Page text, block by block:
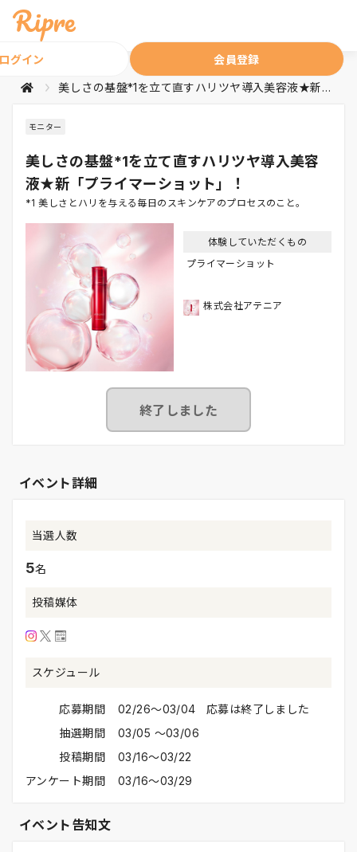
グイン 会員登録
美しさの基盤*1を立て直すハリツヤ導入美容液★新「プライマーショット」！
モニター
美しさの基盤*1を立て直すハリツヤ導入美容
液★新「プライマーショット」！
*1 美しさとハリを与える毎日のスキンケアのプロセスのこと。
体験していただくもの
プライマーショット
株式会社アテニア
終了しました
イベント詳細
当選人数
5名
投稿媒体
スケジュール
応募期間
02/26〜03/04 応募は終了しました
抽選期間
03/05 〜03/06
投稿期間
03/16〜03/22
アンケート期間
03/16〜03/29
イベント告知文